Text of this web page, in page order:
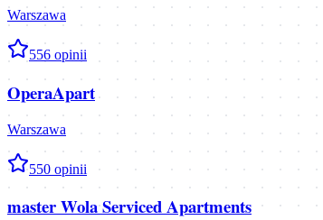
Warszawa
556 opinii
OperaApart
Warszawa
550 opinii
master Wola Serviced Apartments